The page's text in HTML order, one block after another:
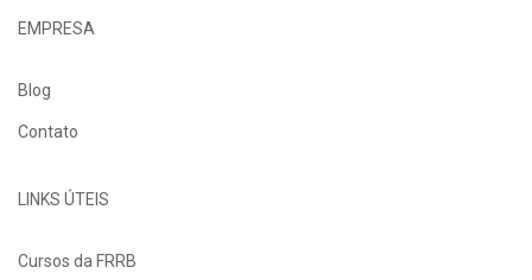
EMPRESA
Blog
Contato
LINKS ÚTEIS
Cursos da FRRB